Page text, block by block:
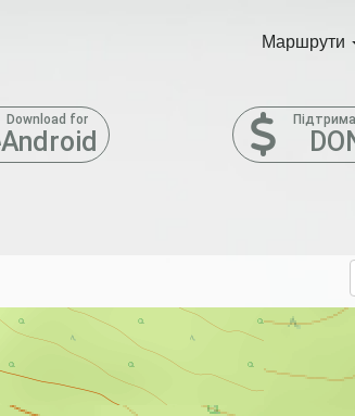
Маршрути
Download for
Android